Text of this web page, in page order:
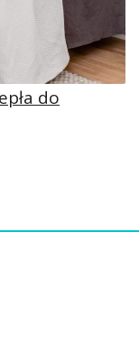
do